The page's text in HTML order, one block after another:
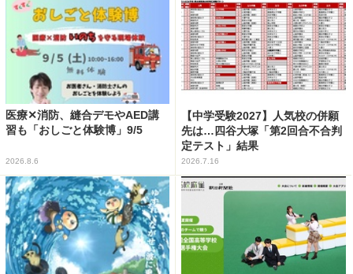
医療✕消防、縫合デモやAED講
習も「おしごと体験博」9/5
2026.8.6
【中学受験2027】人気校の併願
先は…四谷大塚「第2回合不合判
定テスト」結果
2026.7.16